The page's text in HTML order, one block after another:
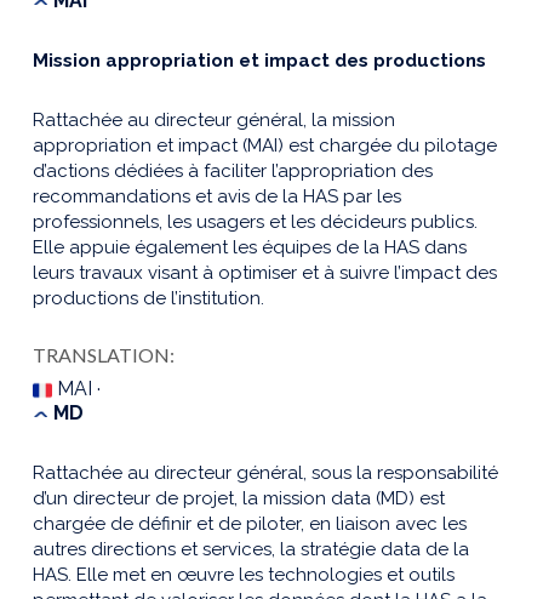
Mission appropriation et impact des productions
Rattachée au directeur général, la mission
appropriation et impact (MAI) est chargée du pilotage
d’actions dédiées à faciliter l’appropriation des
recommandations et avis de la HAS par les
professionnels, les usagers et les décideurs publics.
Elle appuie également les équipes de la HAS dans
leurs travaux visant à optimiser et à suivre l’impact des
productions de l’institution.
TRANSLATION:
MAI ·
MD
Rattachée au directeur général, sous la responsabilité
d’un directeur de projet, la mission data (MD) est
chargée de définir et de piloter, en liaison avec les
autres directions et services, la stratégie data de la
HAS. Elle met en œuvre les technologies et outils